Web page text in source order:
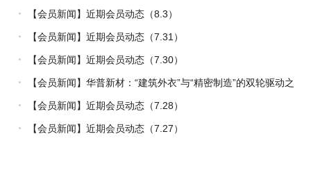
量
【会员新闻】近期会员动态（8.3）
【会员新闻】近期会员动态（7.31）
【会员新闻】近期会员动态（7.30）
【会员新闻】华普新材：“建筑外衣”与“精密制造”的双轮驱动之
路
【会员新闻】近期会员动态（7.28）
【会员新闻】近期会员动态（7.27）